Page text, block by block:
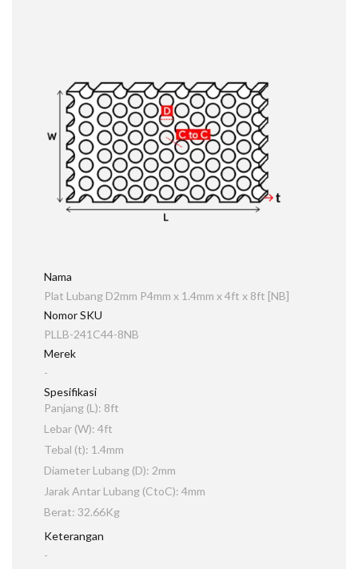
Nama
Plat Lubang D2mm P4mm x 1.4mm x 4ft x 8ft [NB]
Nomor SKU
PLLB-241C44-8NB
Merek
-
Spesifikasi
Panjang (L): 8ft
Lebar (W): 4ft
Tebal (t): 1.4mm
Diameter Lubang (D): 2mm
Jarak Antar Lubang (CtoC): 4mm
Berat: 32.66Kg
Keterangan
-